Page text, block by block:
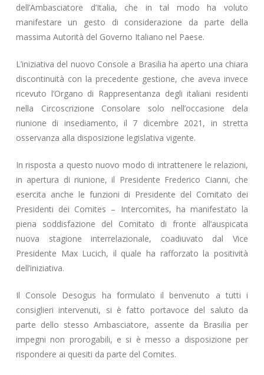
dell’Ambasciatore d’Italia, che in tal modo ha voluto
manifestare un gesto di considerazione da parte della
massima Autorità del Governo Italiano nel Paese.
L’iniziativa del nuovo Console a Brasilia ha aperto una chiara
discontinuità con la precedente gestione, che aveva invece
ricevuto l’Organo di Rappresentanza degli italiani residenti
nella Circoscrizione Consolare solo nell’occasione dela
riunione di insediamento, il 7 dicembre 2021, in stretta
osservanza alla disposizione legislativa vigente.
In risposta a questo nuovo modo di intrattenere le relazioni,
in apertura di riunione, il Presidente Frederico Cianni, che
esercita anche le funzioni di Presidente del Comitato dei
Presidenti dei Comites – Intercomites, ha manifestato la
piena soddisfazione del Comitato di fronte all’auspicata
nuova stagione interrelazionale, coadiuvato dal Vice
Presidente Max Lucich, il quale ha rafforzato la positività
dell’iniziativa.
Il Console Desogus ha formulato il benvenuto a tutti i
consiglieri intervenuti, si è fatto portavoce del saluto da
parte dello stesso Ambasciatore, assente da Brasilia per
impegni non prorogabili, e si è messo a disposizione per
rispondere ai quesiti da parte del Comites.